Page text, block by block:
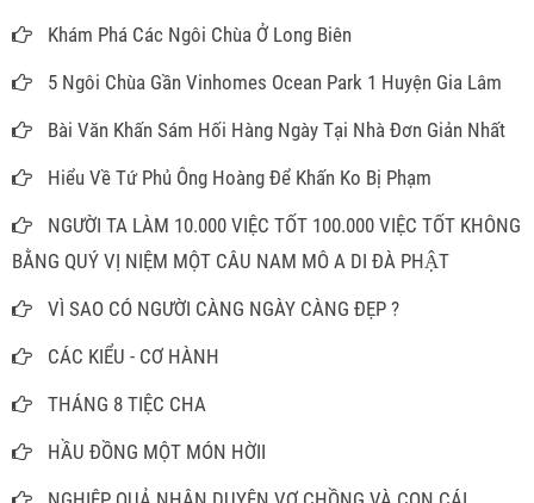
Khám Phá Các Ngôi Chùa Ở Long Biên
5 Ngôi Chùa Gần Vinhomes Ocean Park 1 Huyện Gia Lâm
Bài Văn Khấn Sám Hối Hàng Ngày Tại Nhà Đơn Giản Nhất
Hiểu Về Tứ Phủ Ông Hoàng Để Khấn Ko Bị Phạm
NGƯỜI TA LÀM 10.000 VIỆC TỐT 100.000 VIỆC TỐT KHÔNG
BẰNG QUÝ VỊ NIỆM MỘT CÂU NAM MÔ A DI ĐÀ PHẬT
VÌ SAO CÓ NGƯỜI CÀNG NGÀY CÀNG ĐẸP ?
CÁC KIỂU - CƠ HÀNH
THÁNG 8 TIỆC CHA
HẦU ĐỒNG MỘT MÓN HỜII